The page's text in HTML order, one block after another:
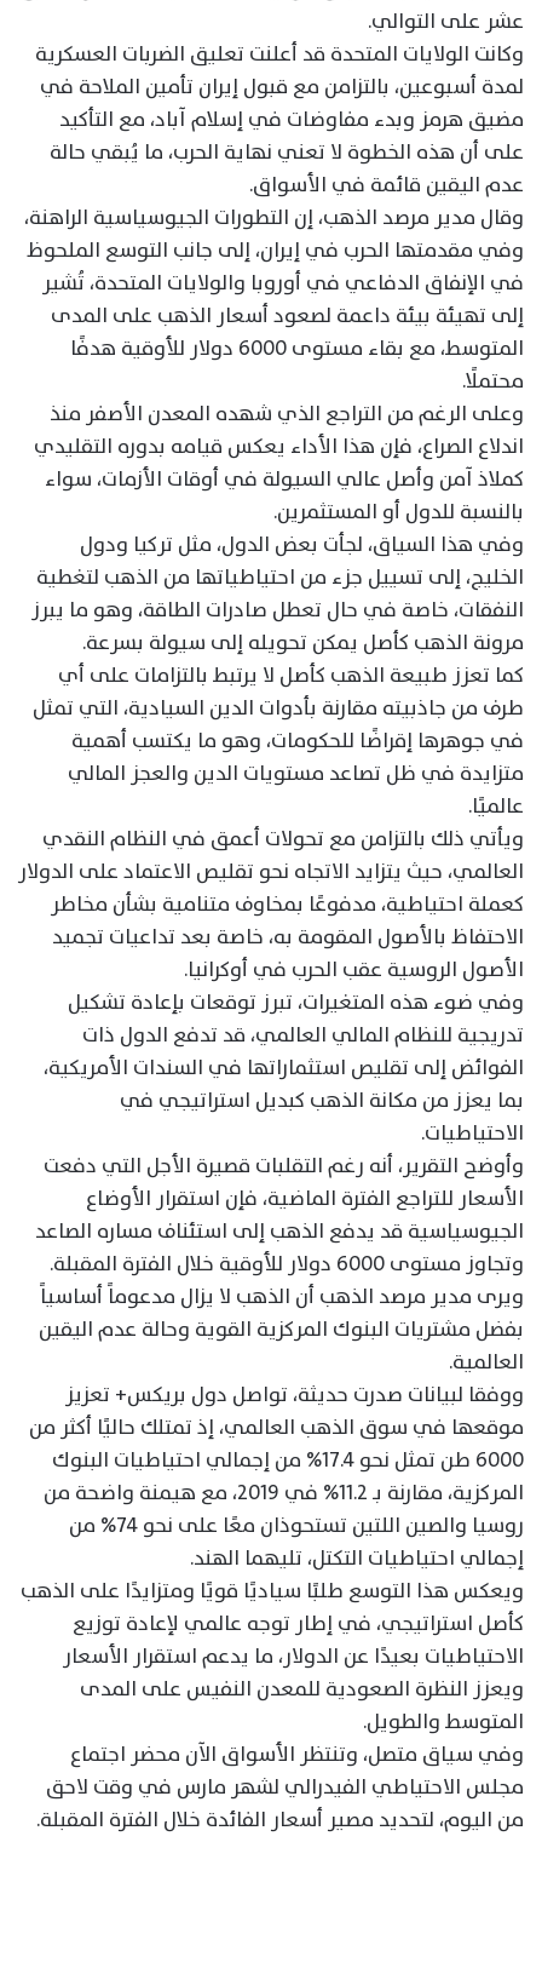
عشر على التوالي.
وكانت الولايات المتحدة قد أعلنت تعليق الضربات العسكرية
لمدة أسبوعين، بالتزامن مع قبول إيران تأمين الملاحة في
مضيق هرمز وبدء مفاوضات في إسلام آباد، مع التأكيد
على أن هذه الخطوة لا تعني نهاية الحرب، ما يُبقي حالة
عدم اليقين قائمة في الأسواق.
وقال مدير مرصد الذهب، إن التطورات الجيوسياسية الراهنة،
وفي مقدمتها الحرب في إيران، إلى جانب التوسع الملحوظ
في الإنفاق الدفاعي في أوروبا والولايات المتحدة، تُشير
إلى تهيئة بيئة داعمة لصعود أسعار الذهب على المدى
المتوسط، مع بقاء مستوى 6000 دولار للأوقية هدفًا
محتملًا.
وعلى الرغم من التراجع الذي شهده المعدن الأصفر منذ
اندلاع الصراع، فإن هذا الأداء يعكس قيامه بدوره التقليدي
كملاذ آمن وأصل عالي السيولة في أوقات الأزمات، سواء
بالنسبة للدول أو المستثمرين.
وفي هذا السياق، لجأت بعض الدول، مثل تركيا ودول
الخليج، إلى تسييل جزء من احتياطياتها من الذهب لتغطية
النفقات، خاصة في حال تعطل صادرات الطاقة، وهو ما يبرز
مرونة الذهب كأصل يمكن تحويله إلى سيولة بسرعة.
كما تعزز طبيعة الذهب كأصل لا يرتبط بالتزامات على أي
طرف من جاذبيته مقارنة بأدوات الدين السيادية، التي تمثل
في جوهرها إقراضًا للحكومات، وهو ما يكتسب أهمية
متزايدة في ظل تصاعد مستويات الدين والعجز المالي
عالميًا.
ويأتي ذلك بالتزامن مع تحولات أعمق في النظام النقدي
العالمي، حيث يتزايد الاتجاه نحو تقليص الاعتماد على الدولار
كعملة احتياطية، مدفوعًا بمخاوف متنامية بشأن مخاطر
الاحتفاظ بالأصول المقومة به، خاصة بعد تداعيات تجميد
الأصول الروسية عقب الحرب في أوكرانيا.
وفي ضوء هذه المتغيرات، تبرز توقعات بإعادة تشكيل
تدريجية للنظام المالي العالمي، قد تدفع الدول ذات
الفوائض إلى تقليص استثماراتها في السندات الأمريكية،
بما يعزز من مكانة الذهب كبديل استراتيجي في
الاحتياطيات.
وأوضح التقرير، أنه رغم التقلبات قصيرة الأجل التي دفعت
الأسعار للتراجع الفترة الماضية، فإن استقرار الأوضاع
الجيوسياسية قد يدفع الذهب إلى استئناف مساره الصاعد
وتجاوز مستوى 6000 دولار للأوقية خلال الفترة المقبلة.
ويرى مدير مرصد الذهب أن الذهب لا يزال مدعوماً أساسياً
بفضل مشتريات البنوك المركزية القوية وحالة عدم اليقين
العالمية.
ووفقا لبيانات صدرت حديثة، تواصل دول بريكس+ تعزيز
موقعها في سوق الذهب العالمي، إذ تمتلك حاليًا أكثر من
6000 طن تمثل نحو 17.4% من إجمالي احتياطيات البنوك
المركزية، مقارنة بـ 11.2% في 2019، مع هيمنة واضحة من
روسيا والصين اللتين تستحوذان معًا على نحو 74% من
إجمالي احتياطيات التكتل، تليهما الهند.
ويعكس هذا التوسع طلبًا سياديًا قويًا ومتزايدًا على الذهب
كأصل استراتيجي، في إطار توجه عالمي لإعادة توزيع
الاحتياطيات بعيدًا عن الدولار، ما يدعم استقرار الأسعار
ويعزز النظرة الصعودية للمعدن النفيس على المدى
المتوسط والطويل.
وفي سياق متصل، وتنتظر الأسواق الآن محضر اجتماع
مجلس الاحتياطي الفيدرالي لشهر مارس في وقت لاحق
من اليوم، لتحديد مصير أسعار الفائدة خلال الفترة المقبلة.